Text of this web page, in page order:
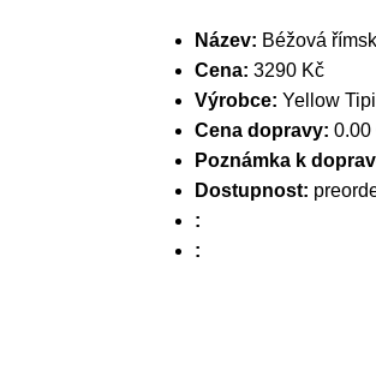
Název: Béžová
Cena: 3290 Kč
Výrobce: Yellow Tipi
Cena dopravy: 0.00
Poznámka k
Dostupnost:
:
: